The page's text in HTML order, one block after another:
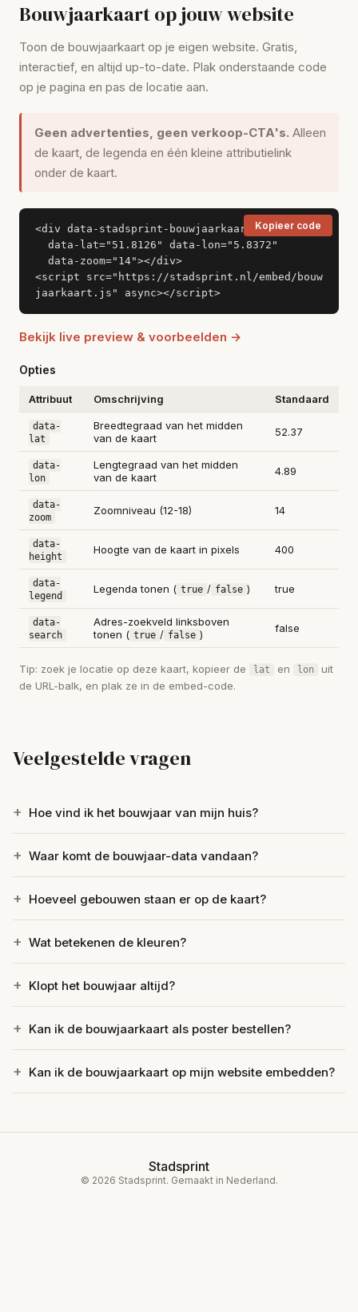
Bouwjaarkaart op jouw website
Toon de bouwjaarkaart op je eigen website. Gratis,
interactief, en altijd up-to-date. Plak onderstaande code
op je pagina en pas de locatie aan.
Geen advertenties, geen verkoop-CTA's. Alleen
de kaart, de legenda en één kleine attributielink
onder de kaart.
<div data-stadsprint-bouwjaarkaart
<script src="https://stadsprint.nl/embed/bouw
jaarkaart.js" async></script>
Kopieer code
Bekijk live preview & voorbeelden →
Opties
Attribuut Omschrijving Standaard
data-
lat
Breedtegraad van het midden
van de kaart
52.37
data-
lon
Lengtegraad van het midden
van de kaart
4.89
data-
zoom
Zoomniveau (12-18) 14
data-
height
Hoogte van de kaart in pixels 400
data-
legend
Legenda tonen ( true / false ) true
data-
search
Adres-zoekveld linksboven
tonen ( true / false ) false
Tip: zoek je locatie op deze kaart, kopieer de lat en lon
uit
de URL-balk, en plak ze in de embed-code.
Veelgestelde vragen
Hoe vind ik het bouwjaar van mijn huis?
Waar komt de bouwjaar-data vandaan?
Hoeveel gebouwen staan er op de kaart?
Wat betekenen de kleuren?
Klopt het bouwjaar altijd?
Kan ik de bouwjaarkaart als poster bestellen?
Kan ik de bouwjaarkaart op mijn website embedden?
Stadsprint
© 2026 Stadsprint. Gemaakt in Nederland.